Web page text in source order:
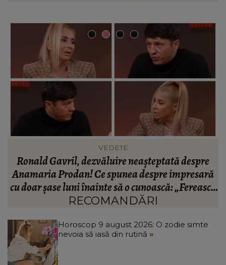
INFORMATIILE ZILEI
BREAKING! Lionel Messi este în doliu! Tatăl
fotbalistului s-a stins din viață!
RECOMANDĂRI
Horoscop 9 august 2026: O zodie simte
nevoia să iasă din rutină